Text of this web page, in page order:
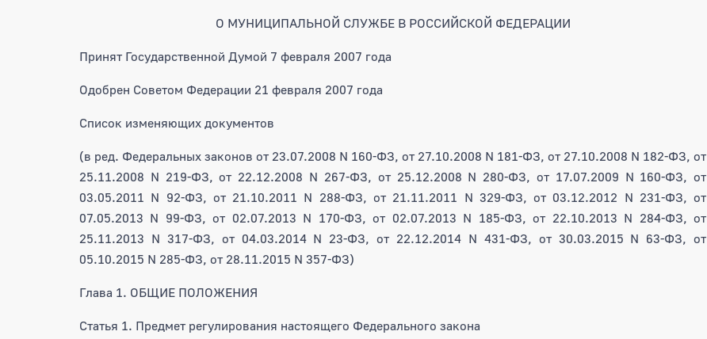
О МУНИЦИПАЛЬНОЙ СЛУЖБЕ В РОССИЙСКОЙ ФЕДЕРАЦИИ
Принят Государственной Думой 7 февраля 2007 года
Одобрен Советом Федерации 21 февраля 2007 года
Список изменяющих документов
(в ред. Федеральных законов от 23.07.2008 N 160-ФЗ, от 27.10.2008 N 181-ФЗ, от 27.10.2008 N 182-ФЗ, от
25.11.2008 N 219-ФЗ, от 22.12.2008 N 267-ФЗ, от 25.12.2008 N 280-ФЗ, от 17.07.2009 N 160-ФЗ, от
03.05.2011 N 92-ФЗ, от 21.10.2011 N 288-ФЗ, от 21.11.2011 N 329-ФЗ, от 03.12.2012 N 231-ФЗ, от
07.05.2013 N 99-ФЗ, от 02.07.2013 N 170-ФЗ, от 02.07.2013 N 185-ФЗ, от 22.10.2013 N 284-ФЗ, от
25.11.2013 N 317-ФЗ, от 04.03.2014 N 23-ФЗ, от 22.12.2014 N 431-ФЗ, от 30.03.2015 N 63-ФЗ, от
05.10.2015 N 285-ФЗ, от 28.11.2015 N 357-ФЗ)
Глава 1. ОБЩИЕ ПОЛОЖЕНИЯ
Статья 1. Предмет регулирования настоящего Федерального закона